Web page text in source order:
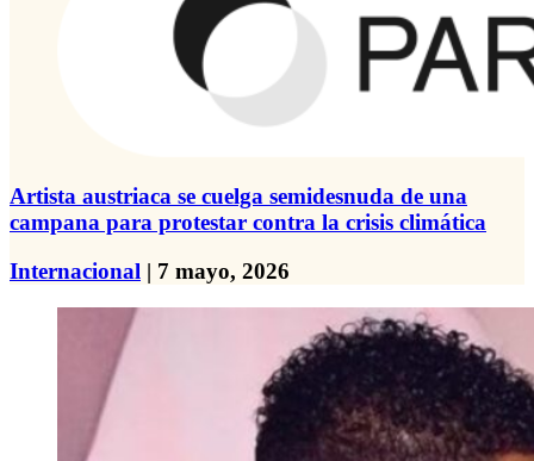
Artista austriaca se cuelga semidesnuda de una
campana para protestar contra la crisis climática
Internacional | 7 mayo, 2026